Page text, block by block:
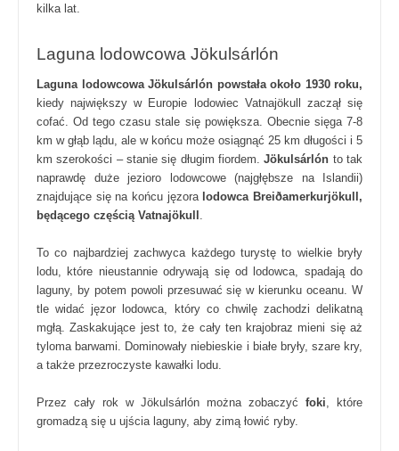
kilka lat.
Laguna lodowcowa Jökulsárlón
Laguna lodowcowa Jökulsárlón powstała około 1930 roku,
kiedy największy w Europie lodowiec Vatnajökull zaczął się
cofać. Od tego czasu stale się powiększa. Obecnie sięga 7-8
km w głąb lądu, ale w końcu może osiągnąć 25 km długości i 5
km szerokości – stanie się długim fiordem.Jökulsárlón to tak
naprawdę duże jezioro lodowcowe (najgłębsze na Islandii)
znajdujące się na końcu jęzora lodowca Breiðamerkurjökull,
będącego częścią Vatnajökull .
To co najbardziej zachwyca każdego turystę to wielkie bryły
lodu, które nieustannie odrywają się od lodowca, spadają do
laguny, by potem powoli przesuwać się w kierunku oceanu. W
tle widać jęzor lodowca, który co chwilę zachodzi delikatną
mgłą. Zaskakujące jest to, że cały ten krajobraz mieni się aż
tyloma barwami. Dominowały niebieskie i białe bryły, szare kry,
a także przezroczyste kawałki lodu.
Przez cały rok w Jökulsárlón można zobaczyć foki, które
gromadzą się u ujścia laguny, aby zimą łowić ryby.